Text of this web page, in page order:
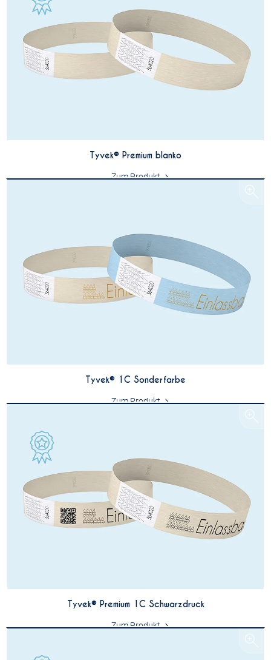
Tyvek® Premium blanko
Zum Produkt
Tyvek® 1C Sonderfarbe
Zum Produkt
Tyvek® Premium 1C Schwarzdruck
Zum Produkt